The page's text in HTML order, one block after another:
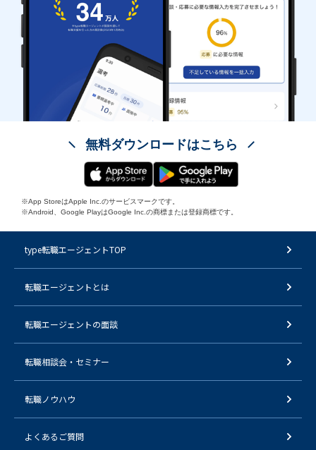
無料ダウンロードはこちら
※App StoreはApple Inc.のサービスマークです。
※Android、Google PlayはGoogle Inc.の商標または登録商標です。
type転職エージェントTOP
転職エージェントとは
転職エージェントの面談
転職相談会・セミナー
転職ノウハウ
よくあるご質問